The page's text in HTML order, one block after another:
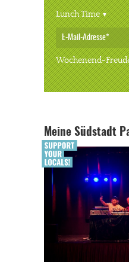
Lunch Time
Wochenend-
Meine Südstadt